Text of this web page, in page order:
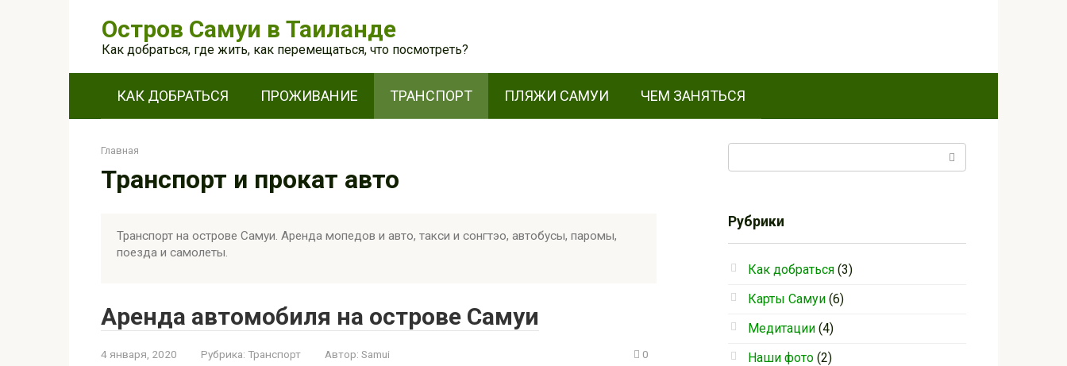
Остров Самуи в Таиланде
Как добраться, где жить, как перемещаться, что посмотреть?
КАК ДОБРАТЬСЯ ПРОЖИВАНИЕ ТРАНСПОРТ ПЛЯЖИ САМУИ ЧЕМ ЗАНЯТЬСЯ
Главная
Транспорт и прокат авто
Транспорт на острове Самуи. Аренда мопедов и авто, такси и сонгтэо, автобусы, паромы,
поезда и самолеты.
Аренда автомобиля на острове Самуи
4 января, 2020 Рубрика: Транспорт Автор: Samui 0
Рубрики
Как добраться (3)
Карты Самуи (6)
Медитации (4)
Наши фото (2)